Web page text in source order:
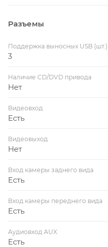
Разъемы
Поддержка выносных USB (шт.)
3
Наличие CD/DVD привода
Нет
Видеовход
Есть
Видеовыход
Нет
Вход камеры заднего вида
Есть
Вход камеры переднего вида
Есть
Аудиовход AUX
Есть